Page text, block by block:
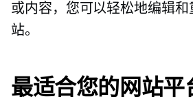
或内容，您可以轻松地编辑和
站。
最适合您的网站平